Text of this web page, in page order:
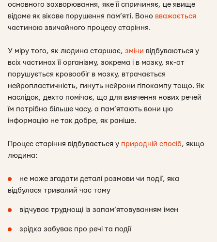
основного захворювання, яке її спричиняє, це явище
відоме як вікове порушення пам’яті. Воно вважається
частиною звичайного процесу старіння.
У міру того, як людина старшає, зміни відбуваються у
всіх частинах її організму, зокрема і в мозку, як-от
порушується кровообіг в мозку, втрачається
нейропластичність, гинуть нейрони гіпокампу тощо. Як
наслідок, дехто помічає, що для вивчення нових речей
їм потрібно більше часу, а пам’ятають вони цю
інформацію не так добре, як раніше.
Процес старіння відбувається у природній спосіб, якщо
людина:
не може згадати деталі розмови чи події, яка
відбулася тривалий час тому
відчуває труднощі із запам’ятовуванням імен
зрідка забуває про речі та події